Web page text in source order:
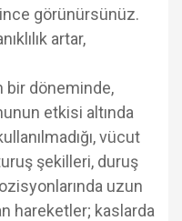
görünürsünüz.
artar,
bir döneminde,
etkisi altında
vücut
şekilleri, duruş
uzun
hareketler; kaslarda